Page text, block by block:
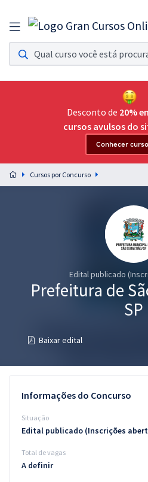
Assinatura Ilimitada 11
Acesso a todos os cursos. Teste grátis por 7
Assinatura OAB Até Passar
Acesso ilimitado a toda preparação para o
Preparação completa e intensiva para as
residências em saúde do Brasil
Questões grátis
Conteúdo gratuito
Aprovados
Desconto de 20%
cursos avulsos do
Conhecer
Cursos por Concurso
Edital publicado
Prefeitura de
SP
Baixar edital
Informações do Concurso
Situação
Edital publicado (Inscrições
Total de vagas
A definir